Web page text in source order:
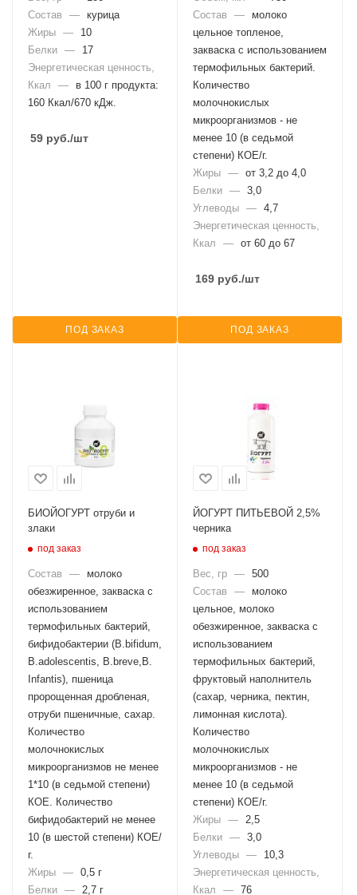
Состав
— курица
Жиры —
10
Белки —
17
Энергетическая ценность,
Ккал
—
в 100 г продукта:
160 Ккал/670 кДж.
59 руб./шт
ПОД ЗАКАЗ
Состав
—
молоко
цельное топленое,
закваска с использованием
термофильных бактерий.
Количество
молочнокислых
микроорганизмов - не
менее 10 (в седьмой
степени) КОЕ/г.
Жиры — от 3,2 до 4,0
Белки — 3,0
Углеводы — 4,7
Энергетическая ценность,
Ккал
— от 60 до 67
169 руб./шт
ПОД ЗАКАЗ
БИОЙОГУРТ отруби и
злаки
под заказ
Состав —
молоко
обезжиренное, закваска с
использованием
термофильных бактерий,
бифидобактерии (B.bifidum,
B.adolescentis, B.breve,B.
Infantis), пшеница
пророщенная дробленая,
отруби пшеничные, сахар.
Количество
молочнокислых
микроорганизмов не менее
1*10 (в седьмой степени)
КОЕ. Количество
бифидобактерий не менее
10 (в шестой степени) КОЕ/
г.
Жиры — 0,5 г
Белки — 2,7 г
ЙОГУРТ ПИТЬЕВОЙ 2,5%
черника
под заказ
Вес, гр — 500
Состав
—
молоко
цельное, молоко
обезжиренное, закваска с
использованием
термофильных бактерий,
фруктовый наполнитель
(сахар, черника, пектин,
лимонная кислота).
Количество
молочнокислых
микроорганизмов - не
менее 10 (в седьмой
степени) КОЕ/г.
Жиры — 2,5
Белки — 3,0
Углеводы —
10,3
Энергетическая ценность,
Ккал
— 76